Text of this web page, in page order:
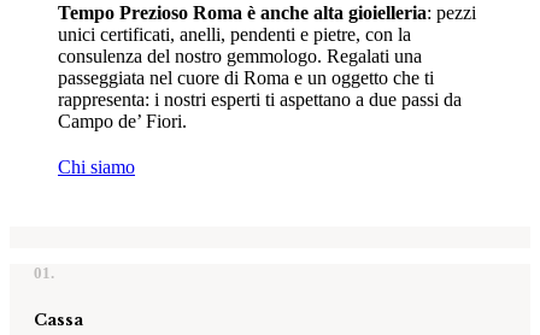
Tempo Prezioso Roma è anche alta gioielleria: pezzi
unici certificati, anelli, pendenti e pietre, con la
consulenza del nostro gemmologo. Regalati una
passeggiata nel cuore di Roma e un oggetto che ti
rappresenta: i nostri esperti ti aspettano a due passi da
Campo de’ Fiori.
Chi siamo
01.
Cassa